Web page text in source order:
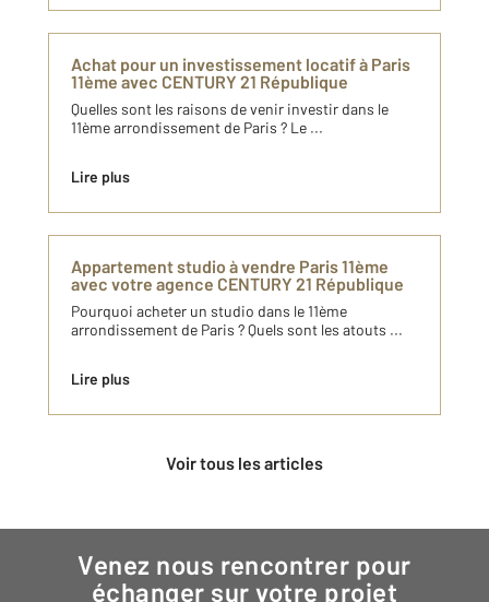
Achat pour un investissement locatif à Paris
11ème avec CENTURY 21 République
Quelles sont les raisons de venir investir dans le
11ème arrondissement de Paris ? Le ...
Lire plus
Appartement studio à vendre Paris 11ème
avec votre agence CENTURY 21 République
Pourquoi acheter un studio dans le 11ème
arrondissement de Paris ? Quels sont les atouts ...
Lire plus
Voir tous les articles
Venez nous rencontrer pour
échanger sur votre projet